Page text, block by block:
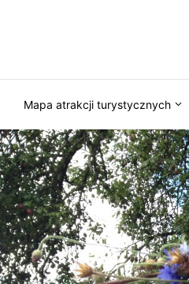
Mapa atrakcji turystycznych